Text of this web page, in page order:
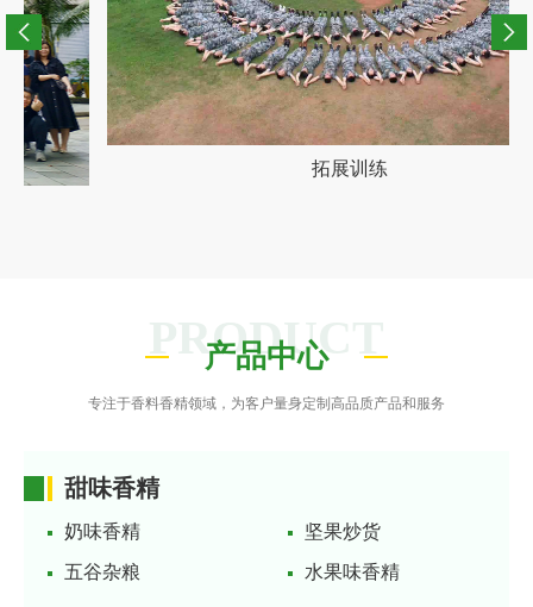
PRODUCT
产品中心
专注于香料香精领域，为客户量身定制高品质产品和服务
甜味香精
奶味香精
坚果炒货
五谷杂粮
水果味香精